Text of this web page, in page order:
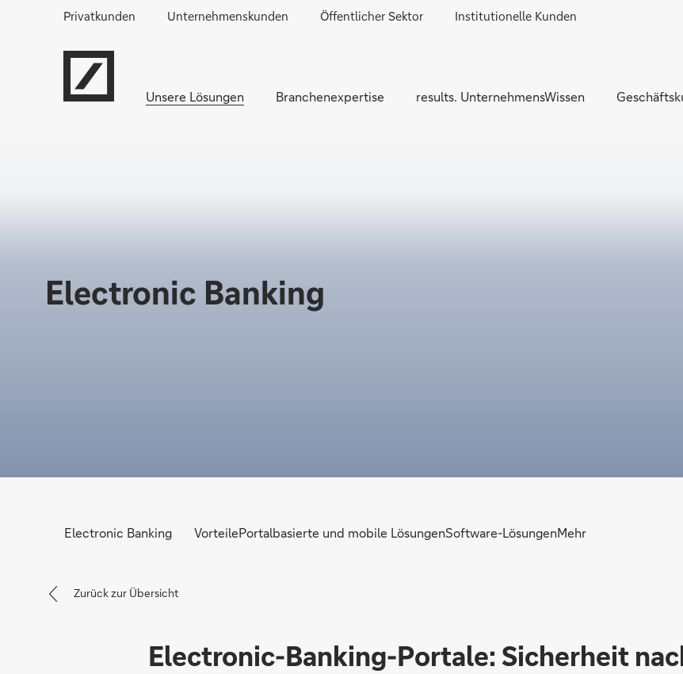
Direkt zur Hauptnavigation (Enter drücken)
Direkt zum Hauptinhalt (Enter drücken)
Privatkunden Unternehmenskunden Öffentlicher Sektor Institutionelle Kunden
Unsere Lösungen Branchenexpertise results. UnternehmensWissen
Electronic Banking
Electronic Banking VorteilePortalbasierte und mobile LösungenSoftware-LösungenMehr
Zurück zur Übersicht
Electronic-Banking-Portale: Sicherheit